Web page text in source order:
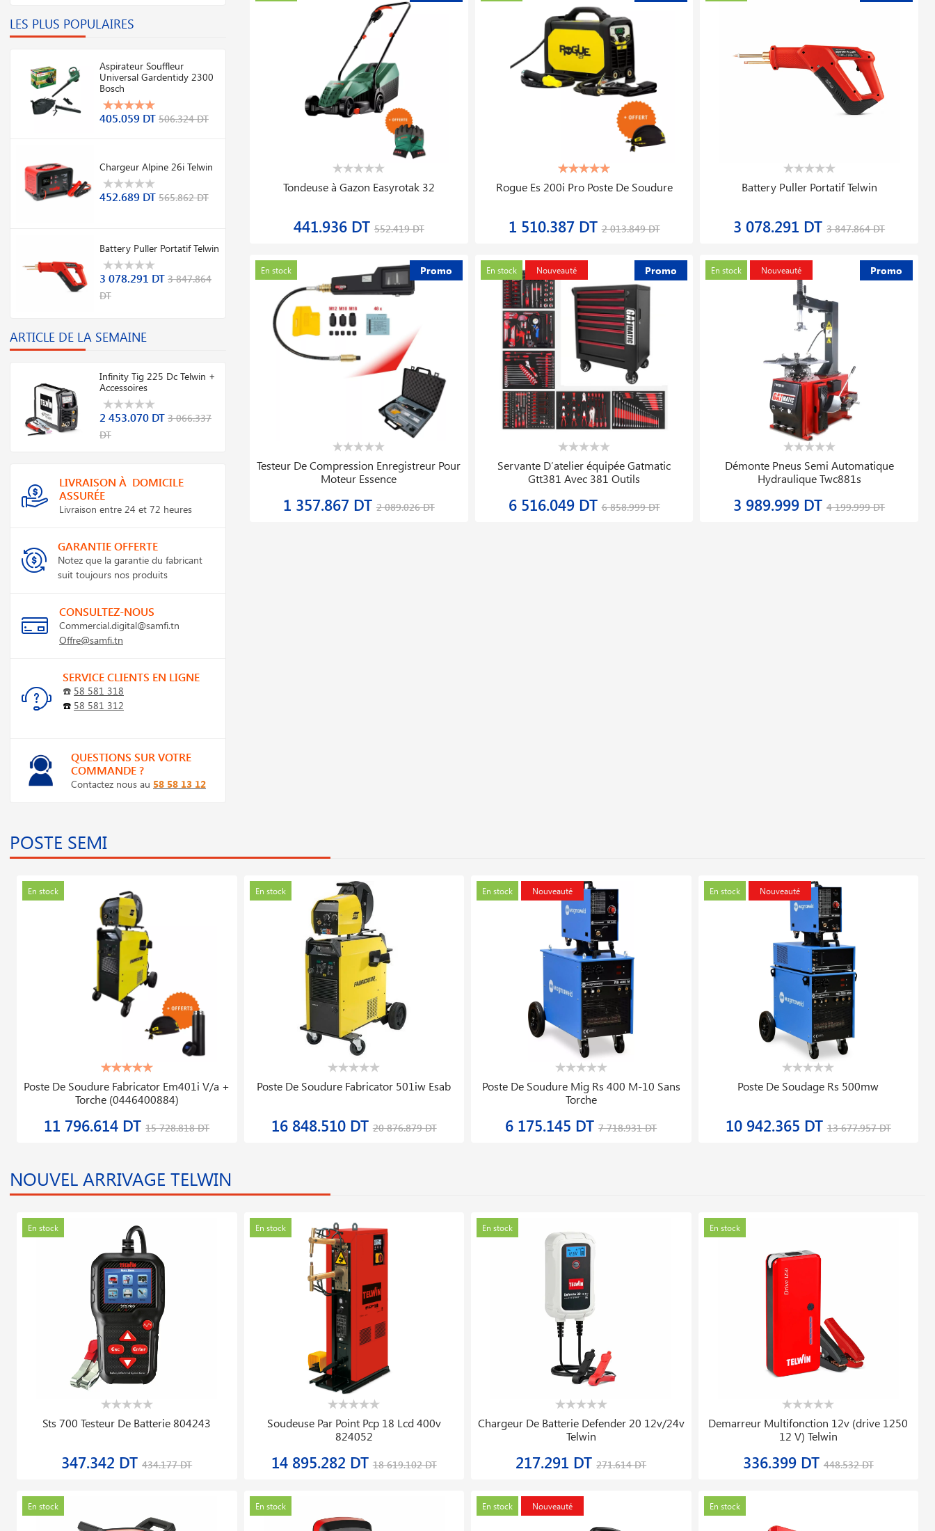
LES PLUS POPULAIRES
Aspirateur Souffleur
Universal Gardentidy 2300
Bosch
405.059 DT 506.324 DT
Chargeur Alpine 26i Telwin
452.689 DT 565.862 DT
Battery Puller Portatif Telwin
3 078.291 DT 3 847.864
DT
ARTICLE DE LA SEMAINE
Infinity Tig 225 Dc Telwin +
Accessoires
2 453.070 DT 3 066.337
DT
LIVRAISON À DOMICILE
ASSURÉE
Livraison entre 24 et 72 heures
GARANTIE OFFERTE
Notez que la garantie du fabricant
suit toujours nos produits
CONSULTEZ-NOUS
Commercial.digital@samfi.tn
Offre@samfi.tn
SERVICE CLIENTS EN LIGNE
☎️ 58 581 318
☎️ 58 581 312
QUESTIONS SUR VOTRE
COMMANDE ?
Contactez nous au 58 58 13 12
Battery Puller Portatif Telwin
En stock Nouveauté
Hydraulique Twc881s
3 989.999 DT4 199.999 DT
équipement D′équilibrage De Roues
3 770.550 DT3 969.000 DT
Compresseur D′air Kp500/5,5 400 V 500 L
5 031.104 DT6 288.880 DT
Cle Dynamometrique
408.536 DT 628.516 DT
Promo
En stock
Pont élévateur à Deux Colonnes 3.5t Lt
235b Gatmatic
8 435.999 DT 8 879.999 DT
Promo
En stock
Détendeur De Pression D′azote 5331s Stc
185.763 DT 232.204 DT
Promo
En stock
Soudeuse Automatique Comet 700 Lqs
230v/2300w Leister 168.662
39 019.784 DT48 774.730 DT
POSTE SEMI
En stock
Poste De Soudure Fabricator Em401i V/a +
Torche (0446400884)
11 796.614 DT15 728.818 DT
En stock
Poste De Soudure Fabricator 501iw Esab
16 848.510 DT 20 876.879 DT
En stock Nouveauté
Poste De Soudure Mig Rs 400 M-10 Sans
Torche
6 175.145 DT7 718.931 DT
En stock Nouveauté
Poste De Soudage Rs 500mw
10 942.365 DT 13 677.957 DT
NOUVEL ARRIVAGE TELWIN
En stock
Sts 700 Testeur De Batterie 804243
347.342 DT434.177 DT
En stock
Soudeuse Par Point Pcp 18 Lcd 400v
824052
14 895.282 DT 18 619.102 DT
En stock
Chargeur De Batterie Defender 20 12v/24v
Telwin
217.291 DT271.614 DT
En stock
Demarreur Multifonction 12v (drive 1250
12 V) Telwin
336.399 DT 448.532 DT
En stock En stock En stock Nouveauté En stock